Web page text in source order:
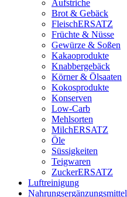
Aufstriche
Brot & Gebäck
FleischERSATZ
Früchte & Nüsse
Gewürze & Soßen
Kakaoprodukte
Knabbergebäck
Körner & Ölsaaten
Kokosprodukte
Konserven
Low-Carb
Mehlsorten
MilchERSATZ
Öle
Süssigkeiten
Teigwaren
ZuckerERSATZ
Luftreinigung
Nahrungsergänzungsmittel